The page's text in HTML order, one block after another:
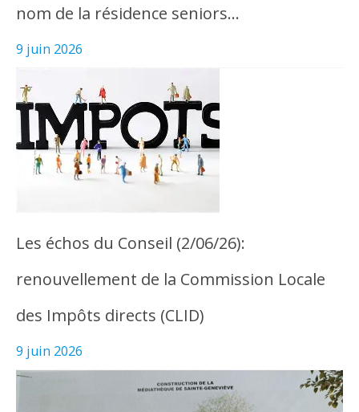
nom de la résidence seniors…
9 juin 2026
Les échos du Conseil (2/06/26):
renouvellement de la Commission Locale
des Impôts directs (CLID)
9 juin 2026